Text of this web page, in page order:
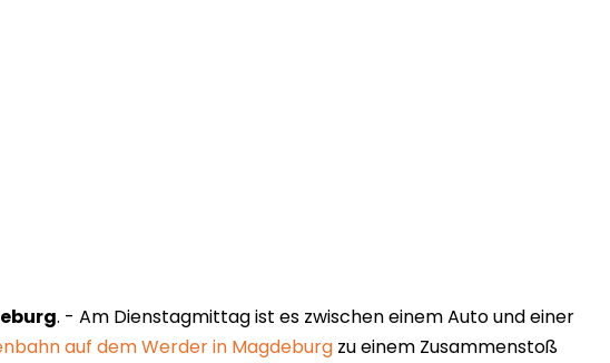
. - Am Dienstagmittag ist es zwischen einem Auto und einer
auf dem Werder in Magdeburg zu einem Zusammenstoß